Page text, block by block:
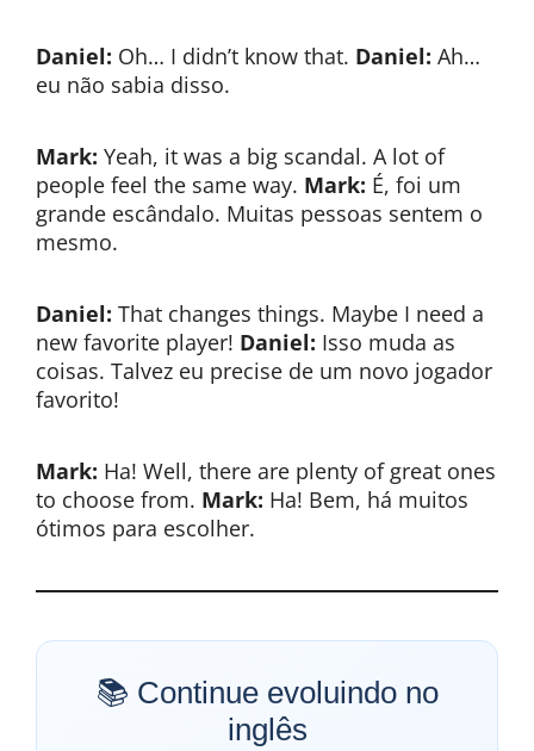
Daniel: Oh… I didn’t know that. Daniel: Ah…
eu não sabia disso.
Mark: Yeah, it was a big scandal. A lot of
people feel the same way. Mark: É, foi um
grande escândalo. Muitas pessoas sentem o
mesmo.
Daniel: That changes things. Maybe I need a
new favorite player! Daniel: Isso muda as
coisas. Talvez eu precise de um novo jogador
favorito!
Mark: Ha! Well, there are plenty of great ones
to choose from. Mark: Ha! Bem, há muitos
ótimos para escolher.
📚 Continue evoluindo no
inglês